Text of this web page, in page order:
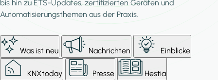
bis hin zu ETS-Updates, zertifizierten Geräten und
Automatisierungsthemen aus der Praxis.
Was ist neu Nachrichten Einblicke
KNXtoday Presse Hestia